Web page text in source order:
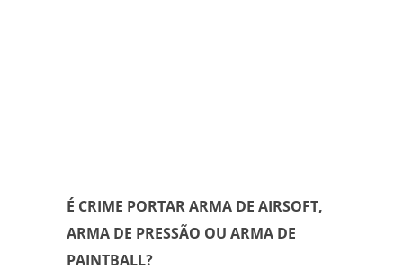
É CRIME PORTAR ARMA DE AIRSOFT,
ARMA DE PRESSÃO OU ARMA DE
PAINTBALL?